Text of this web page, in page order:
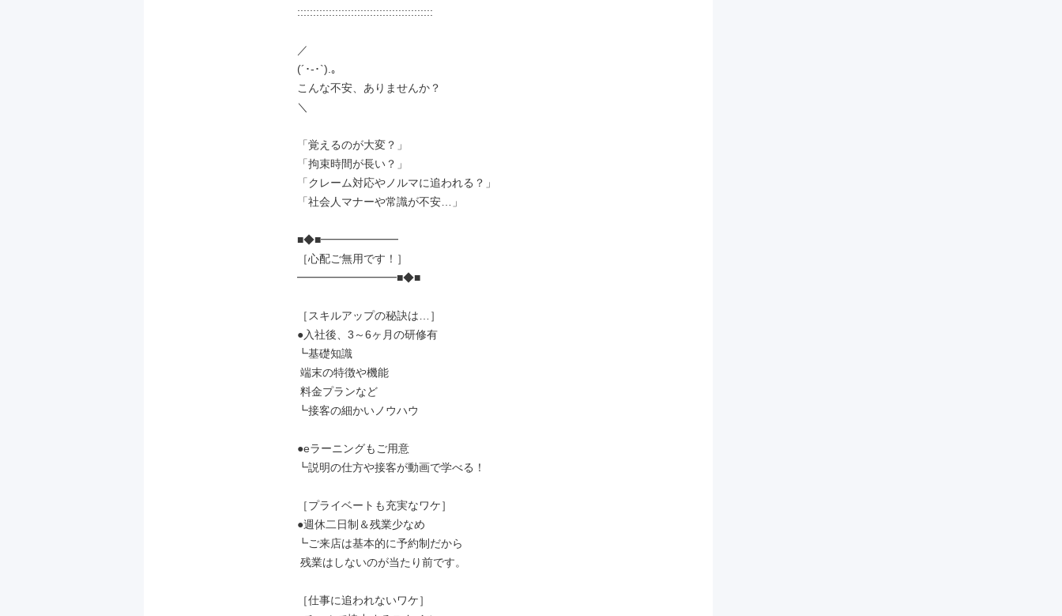
:::::::::::::::::::::::::::::::::::::::::::
／
(´･-･`).｡
こんな不安、ありませんか？
＼
「覚えるのが大変？」
「拘束時間が長い？」
「クレーム対応やノルマに追われる？」
「社会人マナーや常識が不安…」
■◆■━━━━━━━
［心配ご無用です！］
━━━━━━━━━■◆■
［スキルアップの秘訣は…］
●入社後、3～6ヶ月の研修有
┗基礎知識
┗接客の細かいノウハウ
●eラーニングもご用意
┗説明の仕方や接客が動画で学べる！
［プライベートも充実なワケ］
●週休二日制＆残業少なめ
┗ご来店は基本的に予約制だから
［仕事に追われないワケ］